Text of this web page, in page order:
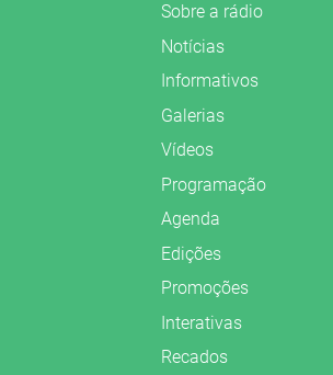
Sobre a rádio
Notícias
Informativos
Galerias
Vídeos
Programação
Agenda
Edições
Promoções
Interativas
Recados